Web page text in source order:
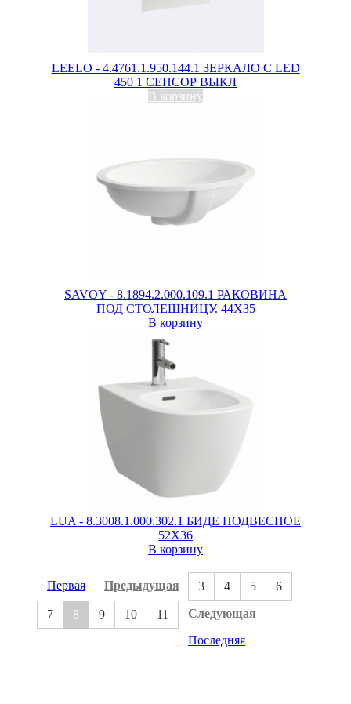
LEELO - 4.4761.1.950.144.1 ЗЕРКАЛО С LED
450 1 СЕНСОР ВЫКЛ
В корзину
SAVOY - 8.1894.2.000.109.1 РАКОВИНА
ПОД СТОЛЕШНИЦУ. 44X35
В корзину
LUA - 8.3008.1.000.302.1 БИДЕ ПОДВЕСНОЕ
52X36
В корзину
Первая Предыдущая 3 4 5 6
7 8 9 10 11
Следующая
Последняя